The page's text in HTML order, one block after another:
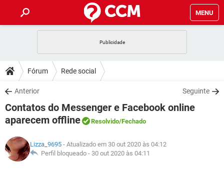
MENU
CELULAR
OUTLOOK
INSTAGRAM GMAIL
GUIA DE COMPRAS
DICAS
JOGOS
OUTLOOK
GUIA DE COMPRAS
DOWNLOADS
JOGOS WHATSAPP
CELULAR FACEBOOK
OUTLOOK EXCEL
INSTAGRAM
CELULAR FACEBOOK
GLOSSÁRIO
JOGOS
Fórum Rede social
Anterior Seguinte
Contatos do Messenger e Facebook online
aparecem offline
Resolvido/Fechado
Lizza_9695 - Atualizado em 30 out 2020 às 04:12
Perfil bloqueado - 30 out 2020 às 04:11